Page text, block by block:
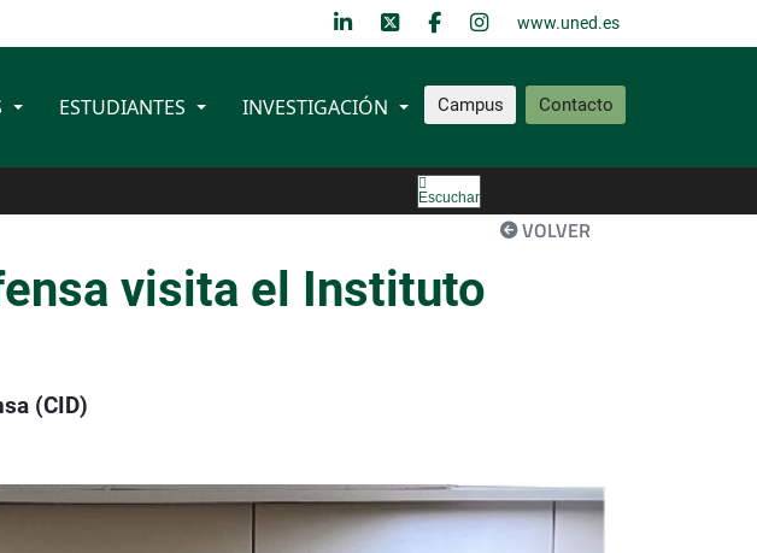
www.uned.es
Campus Contacto
ESTUDIANTES INVESTIGACIÓN
Escuchar
VOLVER
visita el Instituto
(CID)